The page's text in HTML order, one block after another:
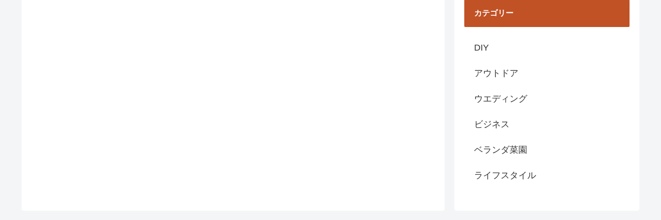
カテゴリー
DIY
アウトドア
ウエディング
ビジネス
ベランダ菜園
ライフスタイル